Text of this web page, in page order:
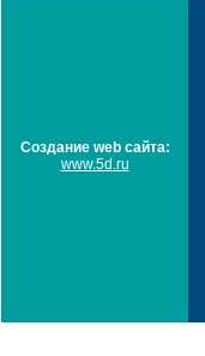
Создание web сайта:
www.5d.ru